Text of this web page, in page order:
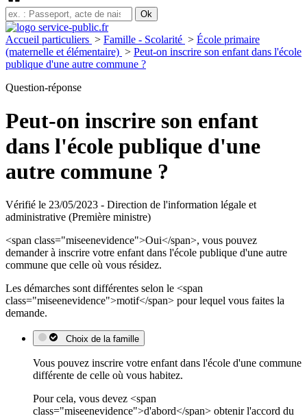
Accueil particuliers > Famille - Scolarité > École primaire
(maternelle et élémentaire) > Peut-on inscrire son enfant dans l'école
publique d'une autre commune ?
Question-réponse
Peut-on inscrire son enfant
dans l'école publique d'une
autre commune ?
Vérifié le 23/05/2023 - Direction de l'information légale et
administrative (Première ministre)
<span class="miseenevidence">Oui</span>, vous pouvez
demander à inscrire votre enfant dans l'école publique d'une autre
commune que celle où vous résidez.
Les démarches sont différentes selon le <span
class="miseenevidence">motif</span> pour lequel vous faites la
demande.
Choix de la famille
Vous pouvez inscrire votre enfant dans l'école d'une commune
différente de celle où vous habitez.
Pour cela, vous devez <span
class="miseenevidence">d'abord</span> obtenir l'accord du